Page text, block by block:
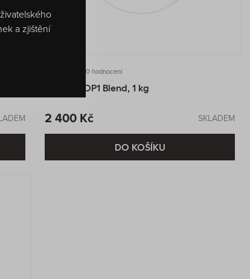
0 hodnocení
Ceylon BOP1 Blend, 1 kg
2 400 Kč SKLADEM
DO KOŠÍKU
a zjištění